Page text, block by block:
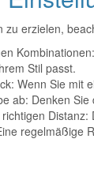
erzielen,
Stil passt.
Wenn Sie
ab: Denken
regelmäßige